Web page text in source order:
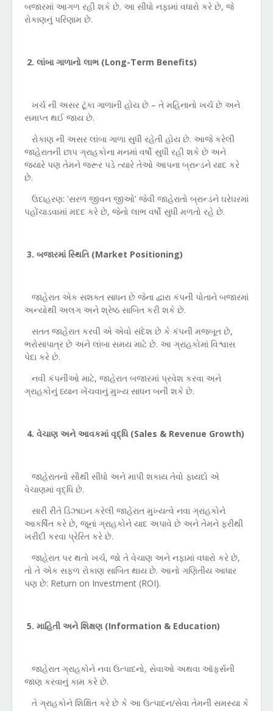
બજારમાં આગળ રહી શકે છે. આ સીધો નફામાં વધારો કરે છે, જે
રોકાણનું પરિણામ છે.
2. લાંબા ગાળાનો લાભ (Long-Term Benefits)
ખર્ચ ની અસર ટૂંકા ગાળાની હોય છે – તે મહિનાનો ખર્ચ છે અને
સમાપ્ત થઈ જાય છે.
રોકાણ ની અસર લાંબા ગાળા સુધી રહેતી હોય છે. આજે કરેલી
જાહેરાતની છાપ ગ્રાહકોના મનમાં વર્ષો સુધી રહી શકે છે અને
જ્યારે પણ તેમને જરૂર પડે ત્યારે તેઓ આપના બ્રાન્ડને યાદ કરે
છે.
ઉદાહરણ: 'સરળ જીવન જીઓ' જેવી જાહેરાતો બ્રાન્ડને ઘરેઘરમાં
પહોંચાડવામાં મદદ કરે છે, જેનો લાભ વર્ષો સુધી મળતો રહે છે.
3. બજારમાં સ્થિતિ (Market Positioning)
જાહેરાત એક સશક્ત સાધન છે જેના દ્વારા કંપની પોતાને બજારમાં
અન્યોથી અલગ અને શ્રેષ્ઠ સાબિત કરી શકે છે.
સતત જાહેરાત કરવી એ એવો સંદેશ છે કે કંપની મજબૂત છે,
ભરોસાપાત્ર છે અને લાંબા સમય માટે છે. આ ગ્રાહકોમાં વિશ્વાસ
પેદા કરે છે.
નવી કંપનીઓ માટે, જાહેરાત બજારમાં પ્રવેશ કરવા અને
ગ્રાહકોનું ધ્યાન ખેંચવાનું મુખ્ય સાધન બની શકે છે.
4. વેચાણ અને આવકમાં વૃદ્ધિ (Sales & Revenue Growth)
જાહેરાતનો સૌથી સીધો અને માપી શકાય તેવો ફાયદો એ
વેચાણમાં વૃદ્ધિ છે.
સારી રીતે ડિઝાઇન કરેલી જાહેરાત મુખ્યત્વે નવા ગ્રાહકોને
આકર્ષિત કરે છે, જૂનાં ગ્રાહકોને યાદ અપાવે છે અને તેમને ફરીથી
ખરીદી કરવા પ્રેરિત કરે છે.
જાહેરાત પર થતો ખર્ચ, જો તે વેચાણ અને નફામાં વધારો કરે છે,
તો તે એક સફળ રોકાણ સાબિત થાય છે. આનો ગણિતીય આધાર
પણ છે: Return on Investment (ROI).
5. માહિતી અને શિક્ષણ (Information & Education)
જાહેરાત ગ્રાહકોને નવા ઉત્પાદનો, સેવાઓ અથવા ઑફર્સની
જાણ કરવાનું કામ કરે છે.
તે ગ્રાહકોને શિક્ષિત કરે છે કે આ ઉત્પાદન/સેવા તેમની સમસ્યા કે